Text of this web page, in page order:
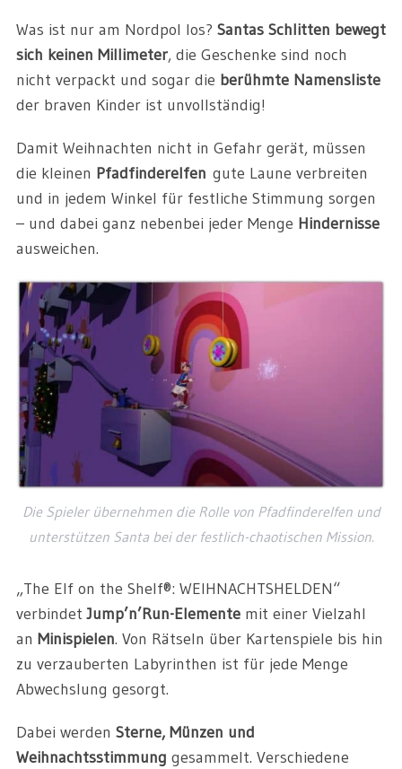
Was ist nur am Nordpol los? Santas Schlitten bewegt
sich keinen Millimeter, die Geschenke sind noch
nicht verpackt und sogar die berühmte Namensliste
der braven Kinder ist unvollständig!
Damit Weihnachten nicht in Gefahr gerät, müssen
die kleinen Pfadfinderelfen gute Laune verbreiten
und in jedem Winkel für festliche Stimmung sorgen
– und dabei ganz nebenbei jeder Menge Hindernisse
ausweichen.
Die Spieler übernehmen die Rolle von Pfadfinderelfen und
unterstützen Santa bei der festlich-chaotischen Mission.
„The Elf on the Shelf®: WEIHNACHTSHELDEN“
verbindetJump’n’Run-Elementemit einer Vielzahl
an Minispielen. Von Rätseln über Kartenspiele bis hin
zu verzauberten Labyrinthen ist für jede Menge
Abwechslung gesorgt.
Dabei werden Sterne, Münzen und
Weihnachtsstimmung gesammelt. Verschiedene